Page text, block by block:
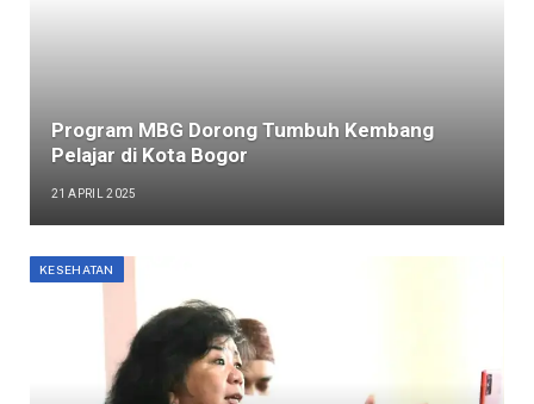
Program MBG Dorong Tumbuh Kembang
Pelajar di Kota Bogor
21 APRIL 2025
KESEHATAN